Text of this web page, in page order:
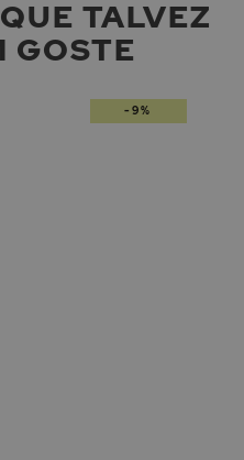
TALVEZ
GOSTE
-9%